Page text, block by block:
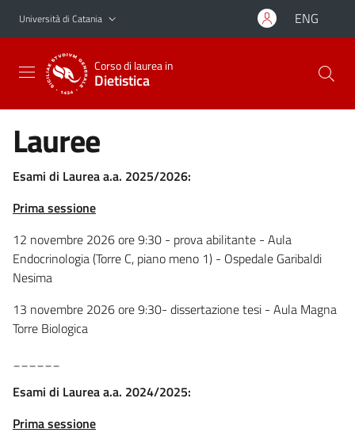
Vai al contenuto principale
Vai al menu di navigazione
Università di Catania ENG
Corso di laurea in
Dietistica
Lauree
Esami di Laurea a.a. 2025/2026:
Prima sessione
12 novembre 2026 ore 9:30 - prova abilitante - Aula
Endocrinologia (Torre C, piano meno 1) - Ospedale Garibaldi
Nesima
13 novembre 2026 ore 9:30- dissertazione tesi - Aula Magna
Torre Biologica
Esami di Laurea a.a. 2024/2025:
Prima sessione